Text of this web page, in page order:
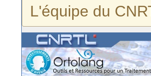
L'équipe du